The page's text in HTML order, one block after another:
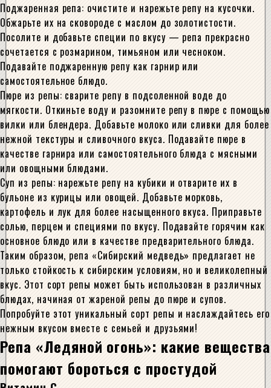
Поджаренная репа: очистите и нарежьте репу на кусочки.
Обжарьте их на сковороде с маслом до золотистости.
Посолите и добавьте специи по вкусу — репа прекрасно
сочетается с розмарином, тимьяном или чесноком.
Подавайте поджаренную репу как гарнир или
самостоятельное блюдо.
Пюре из репы: сварите репу в подсоленной воде до
мягкости. Откиньте воду и разомните репу в пюре с помощью
вилки или блендера. Добавьте молоко или сливки для более
нежной текстуры и сливочного вкуса. Подавайте пюре в
качестве гарнира или самостоятельного блюда с мясными
или овощными блюдами.
Суп из репы: нарежьте репу на кубики и отварите их в
бульоне из курицы или овощей. Добавьте морковь,
картофель и лук для более насыщенного вкуса. Приправьте
солью, перцем и специями по вкусу. Подавайте горячим как
основное блюдо или в качестве предварительного блюда.
Таким образом, репа «Сибирский медведь» предлагает не
только стойкость к сибирским условиям, но и великолепный
вкус. Этот сорт репы может быть использован в различных
блюдах, начиная от жареной репы до пюре и супов.
Попробуйте этот уникальный сорт репы и наслаждайтесь его
нежным вкусом вместе с семьей и друзьями!
Репа «Ледяной огонь»: какие вещества
помогают бороться с простудой